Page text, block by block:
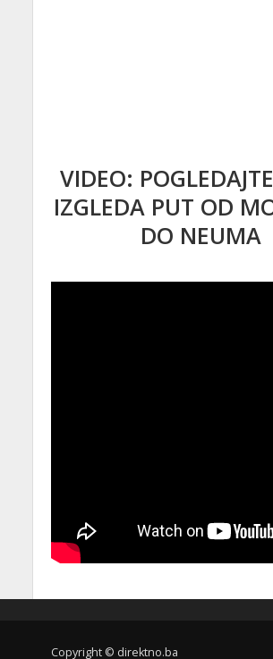
VIDEO:
IZGLEDA PUT OD
DO NEUMA
Copyright © direktno.ba